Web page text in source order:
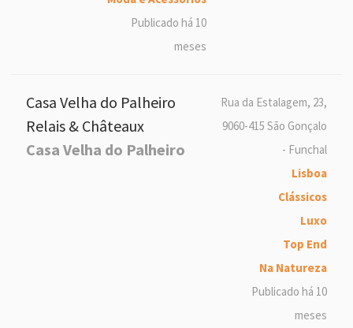
Publicado há 10
meses
Casa Velha do Palheiro
Relais & Châteaux
Casa Velha do Palheiro
Rua da Estalagem, 23,
9060-415 São Gonçalo
- Funchal
Lisboa
Clássicos
Luxo
Top End
Na Natureza
Publicado há 10
meses